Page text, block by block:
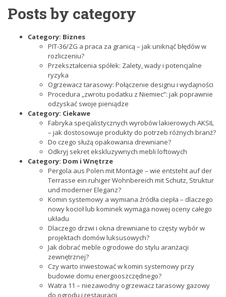
Posts by category
Category: Biznes
PIT-36/ZG a praca za granicą – jak uniknąć błędów w
rozliczeniu?
Przekształcenia spółek: Zalety, wady i potencjalne
ryzyka
Ogrzewacz tarasowy: Połączenie designu i wydajności
Procedura „zwrotu podatku z Niemiec”: jak poprawnie
odzyskać swoje pieniądze
Category: Ciekawe
Fabryka specjalistycznych wyrobów lakierowych AKSIL
– jak dostosowuje produkty do potrzeb różnych branż?
Do czego służą opakowania drewniane?
Odkryj sekret ekskluzywnych mebli loftowych
Category: Dom i Wnętrze
Pergola aus Polen mit Montage – wie entsteht auf der
Terrasse ein ruhiger Wohnbereich mit Schutz, Struktur
und moderner Eleganz?
Komin systemowy a wymiana źródła ciepła – dlaczego
nowy kocioł lub kominek wymaga nowej oceny całego
układu
Dlaczego drzwi i okna drewniane to częsty wybór w
projektach domów luksusowych?
Jak dobrać meble ogrodowe do stylu aranżacji
zewnętrznej?
Czy warto inwestować w komin systemowy przy
budowie domu energooszczędnego?
Watra 11 – niezawodny ogrzewacz tarasowy gazowy
do ogrodu i restauracji